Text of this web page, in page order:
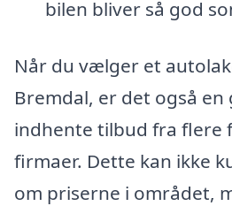
bilen bliver så god
Når du vælger et
Bremdal, er det også en
indhente tilbud fra flere
firmaer. Dette kan ikke
om priserne i området,